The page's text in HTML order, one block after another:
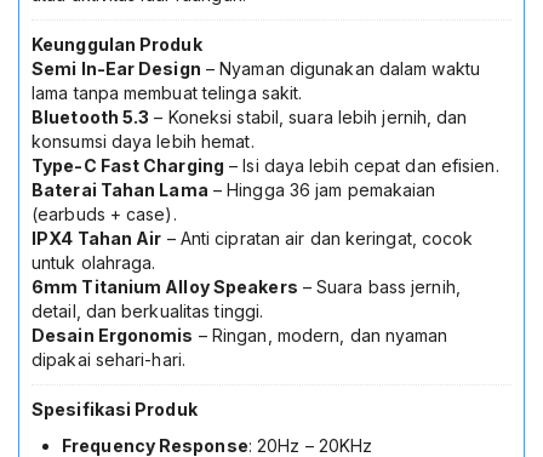
Keunggulan Produk
Semi In-Ear Design – Nyaman digunakan dalam waktu
lama tanpa membuat telinga sakit.
Bluetooth 5.3 – Koneksi stabil, suara lebih jernih, dan
konsumsi daya lebih hemat.
Type-C Fast Charging – Isi daya lebih cepat dan efisien.
Baterai Tahan Lama – Hingga 36 jam pemakaian
(earbuds + case).
IPX4 Tahan Air – Anti cipratan air dan keringat, cocok
untuk olahraga.
6mm Titanium Alloy Speakers – Suara bass jernih,
detail, dan berkualitas tinggi.
Desain Ergonomis – Ringan, modern, dan nyaman
dipakai sehari-hari.
Spesifikasi Produk
Frequency Response: 20Hz – 20KHz